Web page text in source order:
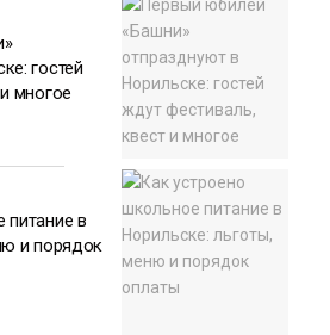
гостей
многое
питание в
и порядок